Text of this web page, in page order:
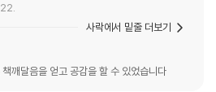
깨달음을 얻고 공감을 할 수 있었습니다
사락에서 밑줄 더보기